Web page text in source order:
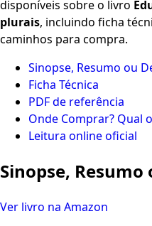
disponíveis sobre o livro
plurais, incluindo ficha
caminhos para compra.
Sinopse, Resumo ou
Ficha Técnica
PDF de referência
Onde Comprar? Qual
Leitura online oficial
Sinopse, Resumo
Ver livro na Amazon